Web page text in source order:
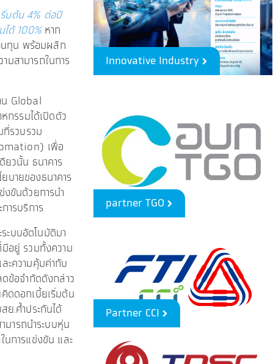
มต้น 4% ต่อปี
ด้ 100%หาก
นทุน พร้อมผลัก
มสามารถในการ
Global
กรรมได้เปิดตัว
รวบรวม
เพื่อ
ยวนั้น ธนาคาร
ายของธนาคาร
งขันด้วยการนำ
ารบริการ
ะบบอัตโนมัติมา
อยู่ รวมทั้งความ
ะความคุ้มค่ากับ
ข้อจำกัดดังกล่าว
ดดอกเบี้ยเริ่มต้น
.ค้ำประกันได้
มารถนำระบบหุ่น
นการแข่งขัน และ
Innovative Industry
partner TGO
Partner CCI